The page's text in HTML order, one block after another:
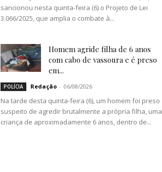
sancionou nesta quinta-feira (6) o Projeto de Lei
3.066/2025, que amplia o combate à...
Homem agride filha de 6 anos
com cabo de vassoura e é preso
em...
POLÍCIA Redação - 06/08/2026
Na tarde desta quinta-feira (6), um homem foi preso
suspeito de agredir brutalmente a própria filha, uma
criança de aproximadamente 6 anos, dentro de...